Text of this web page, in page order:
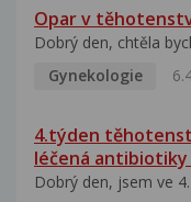
Opar v
Dobrý den, chtěla
Gynekologie
4.týden
léčená antibiotiky
Dobrý den, jsem ve